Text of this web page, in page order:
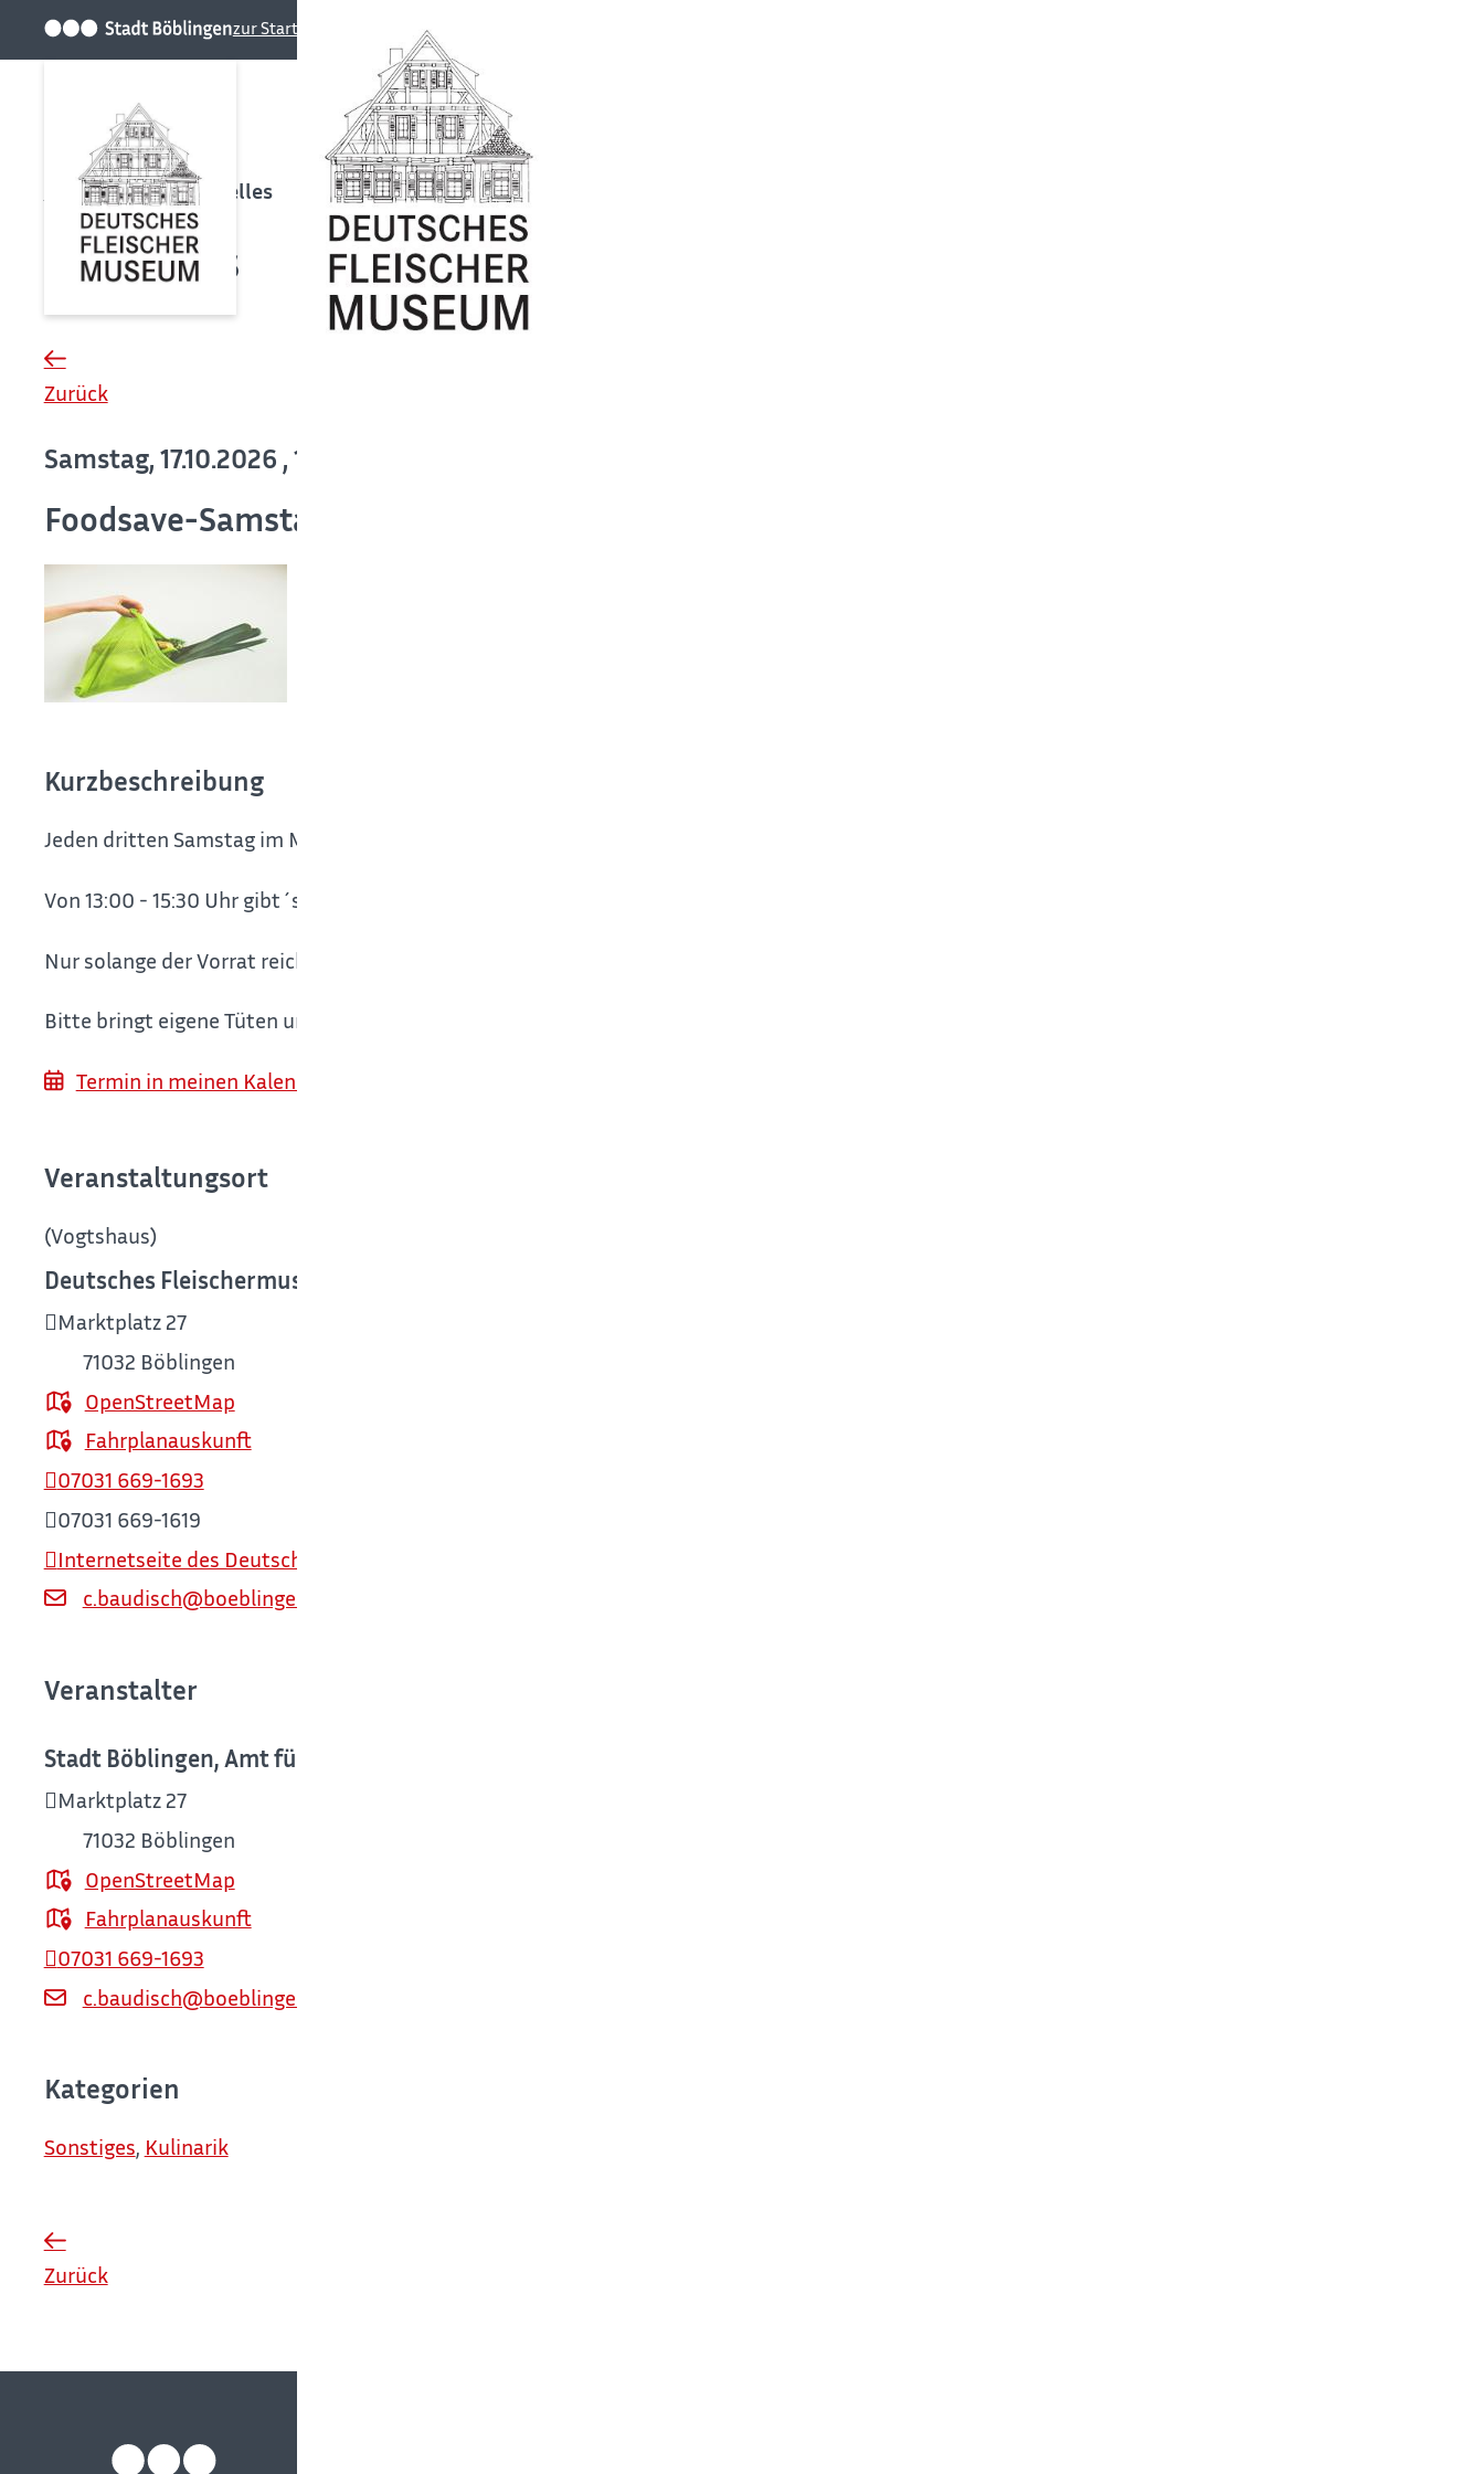
zur Startseite der Stadt
Startseite Aktuelles
Aktuelles
Zurück
Samstag, 17.10.2026 , 13:00 - 15:30 Uhr
Foodsave-Samstag
Kurzbeschreibung
Jeden dritten Samstag im Monat kommen die Foodsaver*innen ins Deutsche Fleischermuseum.
Von 13:00 - 15:30 Uhr gibt´s gerettete Lebensmittel für ALLE - kostenlos.
Nur solange der Vorrat reicht!
Bitte bringt eigene Tüten und Behälter mit!
Termin in meinen Kalender (z. B. Outlook) übernehmen
Veranstaltungsort
(Vogtshaus)
Deutsches Fleischermuseum Böblingen
Marktplatz 27
71032 Böblingen
OpenStreetMap
Fahrplanauskunft
Internetseite des Deutschen Fleischermuseums Böblingen
c.baudisch@boeblingen.de
07031 669-1693
07031 669-1619
Veranstalter
Stadt Böblingen, Amt für Kultur / Deutsches Fleischermuseum
Marktplatz 27
71032 Böblingen
OpenStreetMap
Fahrplanauskunft
c.baudisch@boeblingen.de
07031 669-1693
Kategorien
Sonstiges, Kulinarik
Zurück